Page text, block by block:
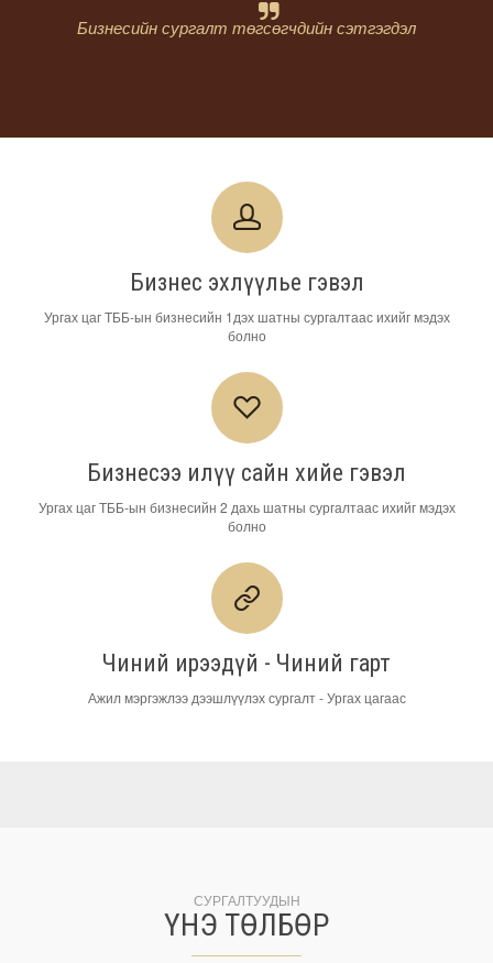
Бизнесийн сургалт төгсөгчдийн сэтгэгдэл
Бизнес эхлүүлье гэвэл
Ургах цаг ТББ-ын бизнесийн 1дэх шатны сургалтаас ихийг мэдэх
болно
Бизнесээ илүү сайн хийе гэвэл
Ургах цаг ТББ-ын бизнесийн 2 дахь шатны сургалтаас ихийг мэдэх
болно
Чиний ирээдүй - Чиний гарт
Ажил мэргэжлээ дээшлүүлэх сургалт - Ургах цагаас
СУРГАЛТУУДЫН
ҮНЭ ТӨЛБӨР